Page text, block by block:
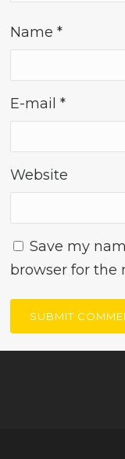
Name*
E-mail*
Website
Save my
browser for the